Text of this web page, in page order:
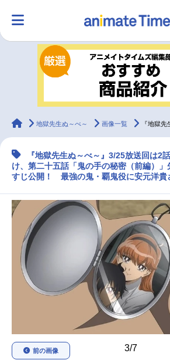
ランキング アニメ
ラジオ みんなの声
マンガ・ラノベ ゲーム・アプリ 音楽
2.5次元 配信・Vtuber トレ
最新記事一覧
アニメ記事一覧 声優
アニメ映画一覧 実写
春アニメ 夏ア
秋アニメ
animateTimes
地獄先生ぬ～べ～ 画像一覧 『地獄先生ぬ～べ～
『地獄先生ぬ～べ～』3/25放送回は2
け、第二十五話「鬼の手の秘密（前編）
すじ公開！ 最強の鬼・覇鬼役に安元洋貴
3/7
前の画像